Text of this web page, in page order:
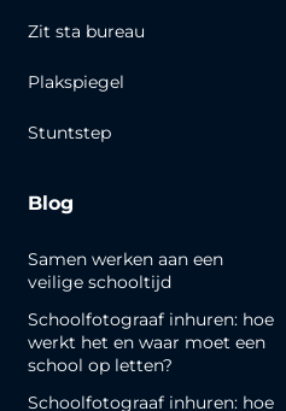
Zit sta bureau
Plakspiegel
Stuntstep
Blog
Samen werken aan een
veilige schooltijd
Schoolfotograaf inhuren: hoe
werkt het en waar moet een
school op letten?
Schoolfotograaf inhuren: hoe